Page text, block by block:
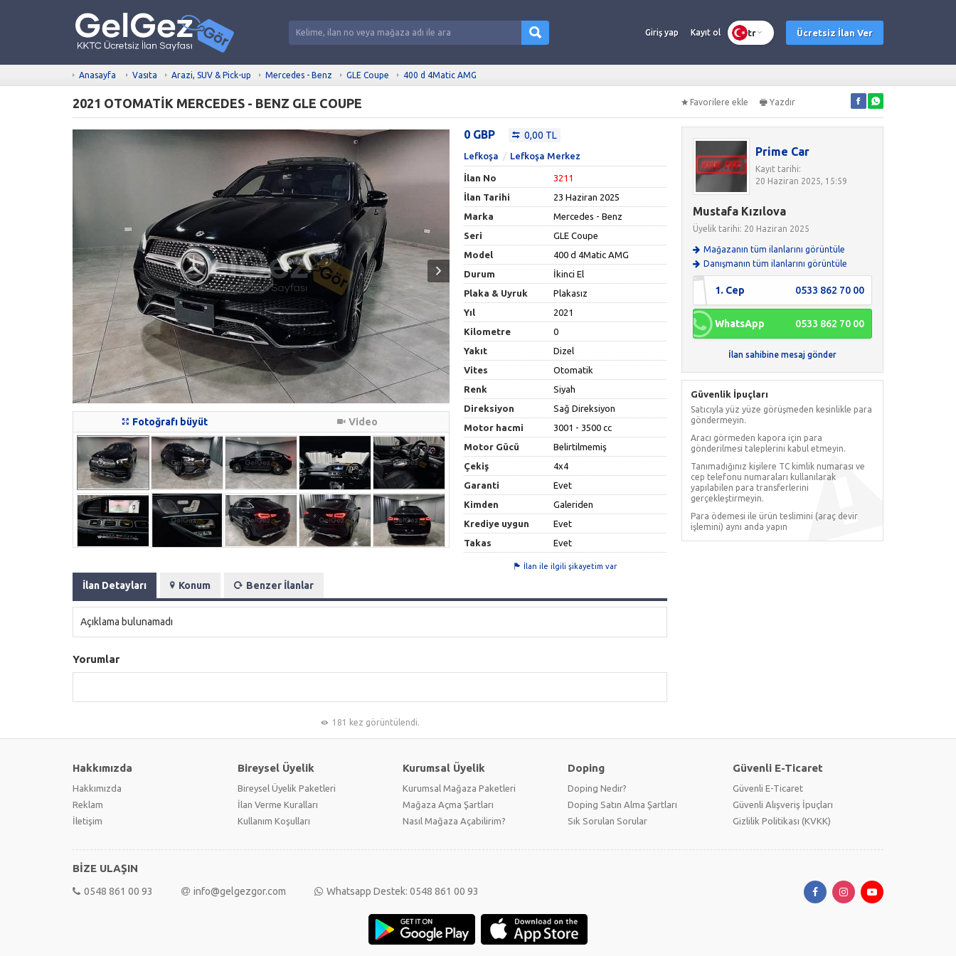
Giriş yap Kayıt ol tr Ücretsiz İlan Ver
Anasayfa Vasıta Arazi, SUV & Pick-up Mercedes - Benz GLE Coupe 400 d 4Matic AMG
2021 OTOMATİK MERCEDES - BENZ GLE COUPE Favorilere ekle Yazdır
Fotoğrafı büyüt Video
0 GBP 0,00 TL
Lefkoşa Lefkoşa Merkez
İlan No
3211
İlan Tarihi
23 Haziran 2025
Marka
Mercedes - Benz
Seri
GLE Coupe
Model
400 d 4Matic AMG
Durum
İkinci El
Plaka & Uyruk
Plakasız
Yıl
2021
Kilometre
0
Yakıt
Dizel
Vites
Otomatik
Renk
Siyah
Direksiyon
Sağ Direksiyon
Motor hacmi
3001 - 3500 cc
Motor Gücü
Belirtilmemiş
Çekiş
4x4
Garanti
Evet
Kimden
Galeriden
Krediye uygun
Evet
Takas
Evet
İlan ile ilgili şikayetim var
İlan Detayları Konum Benzer İlanlar
Açıklama bulunamadı
Yorumlar
181 kez görüntülendi.
Prime Car
Kayıt tarihi:
20 Haziran 2025, 15:59
Mustafa Kızılova
Üyelik tarihi: 20 Haziran 2025
Mağazanın tüm ilanlarını görüntüle
Danışmanın tüm ilanlarını görüntüle
1. Cep 0533 862 70 00
WhatsApp 0533 862 70 00
İlan sahibine mesaj gönder
Güvenlik İpuçları
Satıcıyla yüz yüze görüşmeden kesinlikle para
göndermeyin.
Aracı görmeden kapora için para
gönderilmesi taleplerini kabul etmeyin.
Tanımadığınız kişilere TC kimlik numarası ve
cep telefonu numaraları kullanılarak
yapılabilen para transferlerini
gerçekleştirmeyin.
Para ödemesi ile ürün teslimini (araç devir
işlemini) aynı anda yapın
Hakkımızda
Hakkımızda
Reklam
İletişim
Bireysel Üyelik
Bireysel Üyelik Paketleri
İlan Verme Kuralları
Kullanım Koşulları
Kurumsal Üyelik
Kurumsal Mağaza Paketleri
Mağaza Açma Şartları
Nasıl Mağaza Açabilirim?
Doping
Doping Nedir?
Doping Satın Alma Şartları
Sık Sorulan Sorular
Güvenli E-Ticaret
Güvenli E-Ticaret
Güvenli Alışveriş İpuçları
Gizlilik Politikası (KVKK)
BİZE ULAŞIN
0548 861 00 93 info@gelgezgor.com Whatsapp Destek: 0548 861 00 93